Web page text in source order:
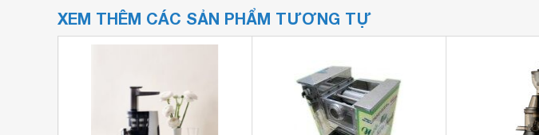
XEM THÊM CÁC SẢN PHẨM TƯƠNG TỰ